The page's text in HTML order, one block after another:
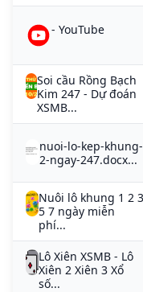
- YouTube
Soi cầu Rồng Bạch
Kim 247 - Dự đoán
XSMB...
nuoi-lo-kep-khung-
2-ngay-247.docx...
Nuôi lô khung 1 2 3
5 7 ngày miễn
phí...
Lô Xiên XSMB - Lô
Xiên 2 Xiên 3 Xổ
số...